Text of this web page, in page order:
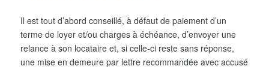
Il est tout d’abord conseillé, à défaut de paiement d’un
terme de loyer et/ou charges à échéance, d’envoyer une
relance à son locataire et, si celle-ci reste sans réponse,
une mise en demeure par lettre recommandée avec accusé